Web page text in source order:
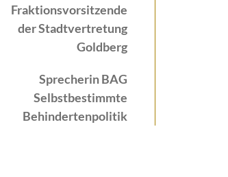
Fraktionsvorsitzende
der Stadtvertretung
Goldberg
Sprecherin BAG
Selbstbestimmte
Behindertenpolitik